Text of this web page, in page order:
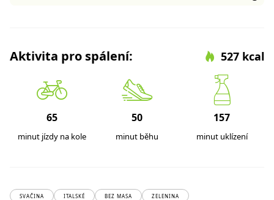
Aktivita pro spálení: 527 kcal
65
minut jízdy na kole
50
minut běhu
157
minut uklízení
SVAČINA ITALSKÉ BEZ MASA ZELENINA